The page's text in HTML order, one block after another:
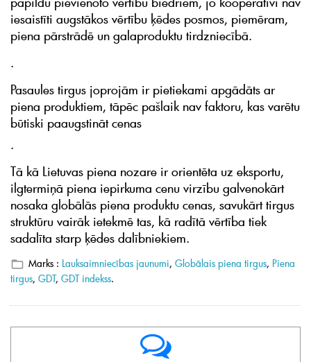
iesaistīti augstākos vērtību ķēdes posmos, piemēram,
piena pārstrādē un galaproduktu tirdzniecībā.
.
Pasaules tirgus joprojām ir pietiekami apgādāts ar
piena produktiem, tāpēc pašlaik nav faktoru, kas varētu
būtiski paaugstināt cenas
.
Tā kā Lietuvas piena nozare ir orientēta uz eksportu,
ilgtermiņā piena iepirkuma cenu virzību galvenokārt
nosaka globālās piena produktu cenas, savukārt tirgus
struktūru vairāk ietekmē tas, kā radītā vērtība tiek
sadalīta starp ķēdes dalībniekiem.
Marks : Lauksaimniecības jaunumi, Globālais piena tirgus, Piena
tirgus, GDT, GDT indekss.